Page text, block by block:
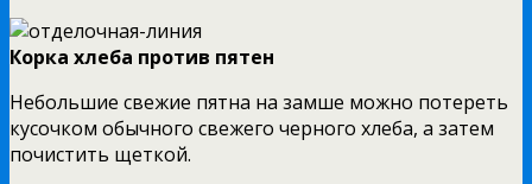
Корка хлеба против пятен
Небольшие свежие пятна на замше можно потереть
кусочком обычного свежего черного хлеба, а затем
почистить щеткой.